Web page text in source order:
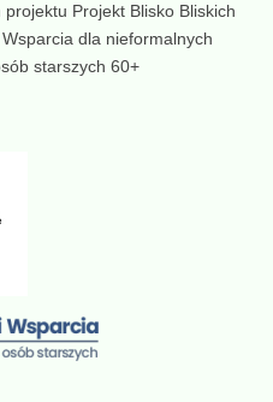
projektu Projekt Blisko Bliskich
dla nieformalnych
starszych 60+